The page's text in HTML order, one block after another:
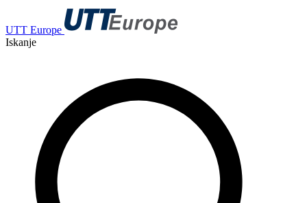
UTT Europe
Iskanje